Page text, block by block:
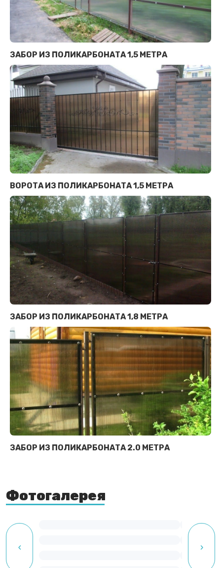
ЗАБОР ИЗ ПОЛИКАРБОНАТА 1,5 МЕТРА
ВОРОТА ИЗ ПОЛИКАРБОНАТА 1,5 МЕТРА
ЗАБОР ИЗ ПОЛИКАРБОНАТА 1,8 МЕТРА
ЗАБОР ИЗ ПОЛИКАРБОНАТА 2.0 МЕТРА
Фотогалерея
‹ ›